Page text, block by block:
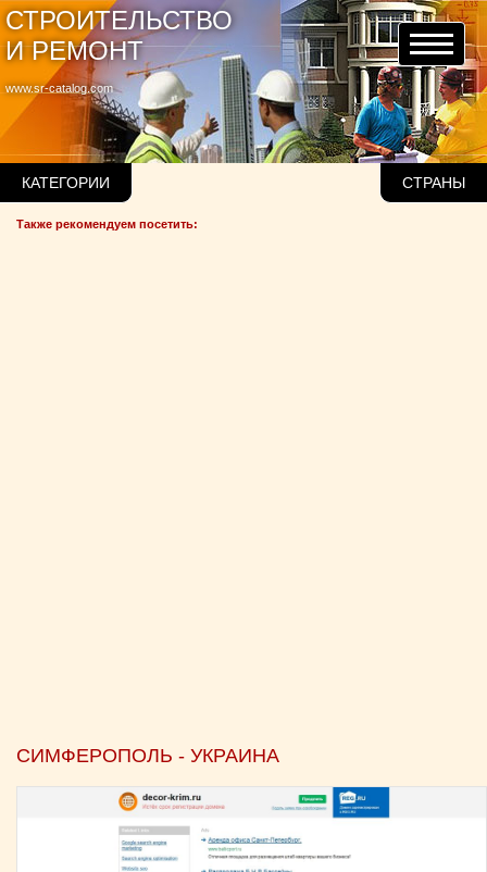
www.sr-catalog.com
СТРОИТЕЛЬСТВО
И РЕМОНТ
КАТЕГОРИИ СТРАНЫ
Также рекомендуем посетить:
СИМФЕРОПОЛЬ - УКРАИНА